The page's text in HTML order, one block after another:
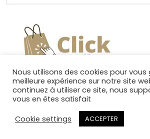
Copyright 2025. Tous droits
Nous utilisons des cookies pour vous
meilleure expérience sur notre site
continuez à utiliser ce site, nous
vous en êtes satisfait
Cookie settings
ACCEPTER